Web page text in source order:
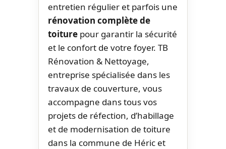
entretien régulier et parfois une
rénovation complète de
toiture pour garantir la sécurité
et le confort de votre foyer. TB
Rénovation & Nettoyage,
entreprise spécialisée dans les
travaux de couverture, vous
accompagne dans tous vos
projets de réfection, d’habillage
et de modernisation de toiture
dans la commune de Héric et